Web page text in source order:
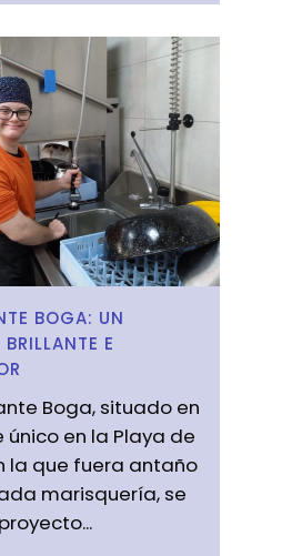
BOGA: UN
E
Boga, situado en
único en la Playa de
la que fuera antaño
marisquería, se